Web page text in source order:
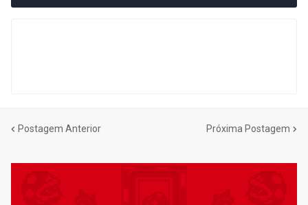
Postagem Anterior Próxima Postagem